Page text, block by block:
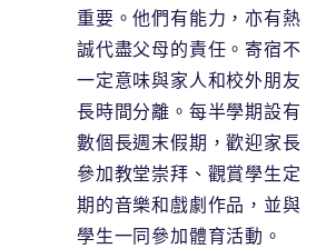
重要。他們有能力，亦有熱
誠代盡父母的責任。寄宿不
一定意味與家人和校外朋友
長時間分離。每半學期設有
數個長週末假期，歡迎家長
參加教堂崇拜、觀賞學生定
期的音樂和戲劇作品，並與
學生一同參加體育活動。